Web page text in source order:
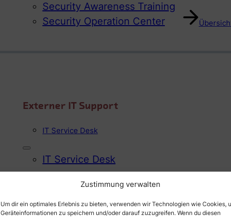
Zustimmung verwalten
Um dir ein optimales Erlebnis zu bieten, verwenden wir Technologien wie Cookies,
Geräteinformationen zu speichern und/oder darauf zuzugreifen. Wenn du diesen
Security Awareness Training
Security Operation Center
Externer IT Support
IT Service Desk
IT Service Desk